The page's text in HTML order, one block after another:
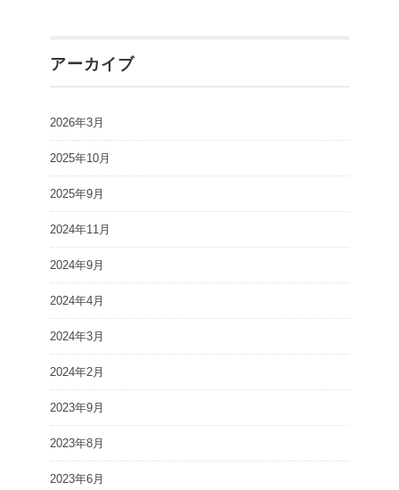
アーカイブ
2026年3月
2025年10月
2025年9月
2024年11月
2024年9月
2024年4月
2024年3月
2024年2月
2023年9月
2023年8月
2023年6月